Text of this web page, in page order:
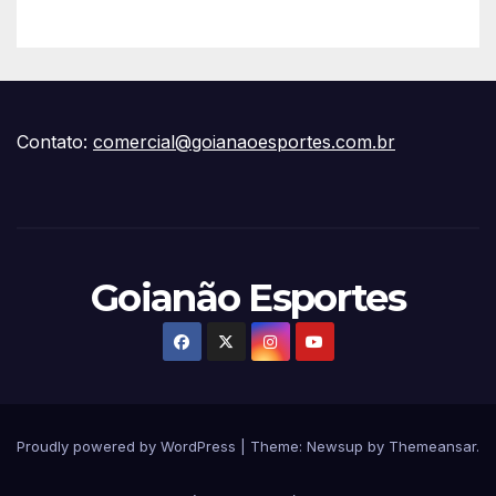
Contato: comercial@goianaoesportes.com.br
Goianão Esportes
Proudly powered by WordPress Theme: Newsup by Themeansar.